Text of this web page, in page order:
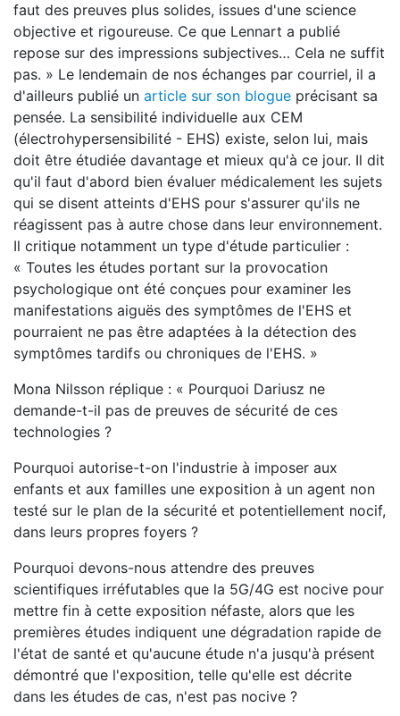
faut des preuves plus solides, issues d'une science
objective et rigoureuse. Ce que Lennart a publié
repose sur des impressions subjectives… Cela ne suffit
pas. » Le lendemain de nos échanges par courriel, il a
d'ailleurs publié un article sur son blogue précisant sa
pensée. La sensibilité individuelle aux CEM
(électrohypersensibilité - EHS) existe, selon lui, mais
doit être étudiée davantage et mieux qu'à ce jour. Il dit
qu'il faut d'abord bien évaluer médicalement les sujets
qui se disent atteints d'EHS pour s'assurer qu'ils ne
réagissent pas à autre chose dans leur environnement.
Il critique notamment un type d'étude particulier :
« Toutes les études portant sur la provocation
psychologique ont été conçues pour examiner les
manifestations aiguës des symptômes de l'EHS et
pourraient ne pas être adaptées à la détection des
symptômes tardifs ou chroniques de l'EHS. »
Mona Nilsson réplique : « Pourquoi Dariusz ne
demande-t-il pas de preuves de sécurité de ces
technologies ?
Pourquoi autorise-t-on l'industrie à imposer aux
enfants et aux familles une exposition à un agent non
testé sur le plan de la sécurité et potentiellement nocif,
dans leurs propres foyers ?
Pourquoi devons-nous attendre des preuves
scientifiques irréfutables que la 5G/4G est nocive pour
mettre fin à cette exposition néfaste, alors que les
premières études indiquent une dégradation rapide de
l'état de santé et qu'aucune étude n'a jusqu'à présent
démontré que l'exposition, telle qu'elle est décrite
dans les études de cas, n'est pas nocive ?